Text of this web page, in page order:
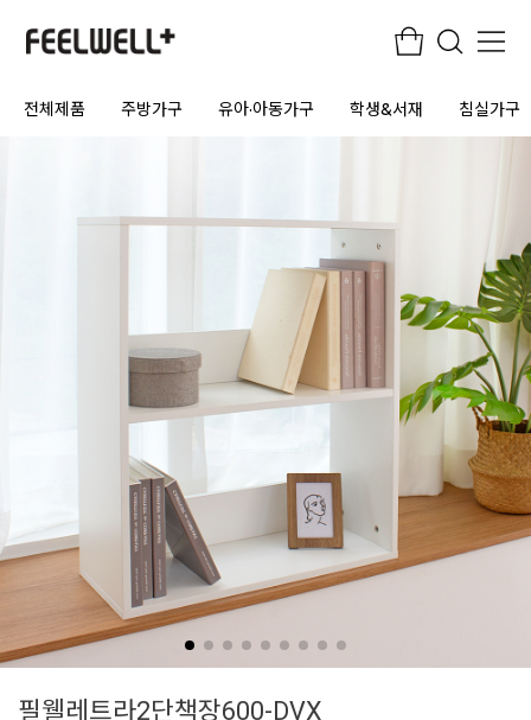
전체제품 주방가구 유아·아동가구 학생&서재 침실가구
필웰레트라2단책장600-DVX